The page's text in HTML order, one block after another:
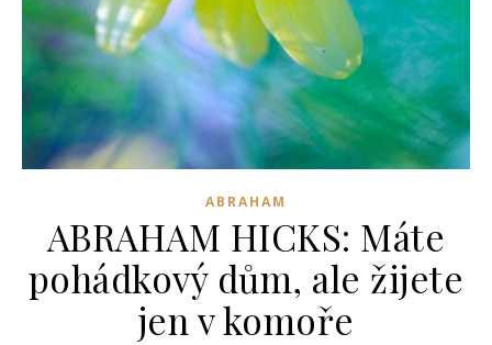
ABRAHAM
ABRAHAM HICKS: Máte
pohádkový dům, ale žijete
jen v komoře